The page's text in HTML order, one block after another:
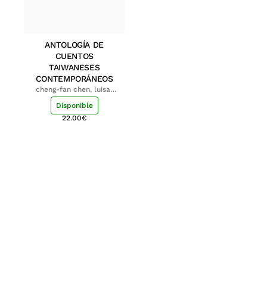
ANTOLOGÍA DE
CUENTOS
TAIWANESES
CONTEMPORÁNEOS
cheng-fan chen, luisa;
shu-ying chang, luisa
Disponible
22.00€